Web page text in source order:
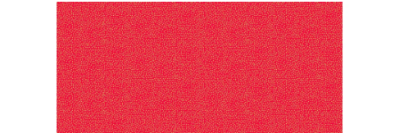
produktu
hvězdiček.